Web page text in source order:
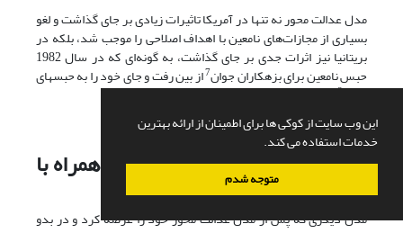
این وب سایت از کوکی ها برای اطمینان از ارائه بهترین
خدمات استفاده می کند.
متوجه شدم
مدل عدالت محور نه تنها در آمریکا تاثیرات زیادی بر جای گذاشت و لغو
بسیاری از مجازات‌های نامعین با اهداف اصلاحی را موجب شد، بلکه در
بریتانیا نیز اثرات جدی بر جای گذاشت، به گونه‌ای که در سال 1982
حبس نامعین برای بزهکاران جوان7از بین رفت و جای خود را به حبسهای
معین8داد.
حاکمیت قانون: عدالت استحقاقی همراه با
انتقام
مدل دیگری که پس از مدل عدالت محور خود را عرضه کرد و در بدو